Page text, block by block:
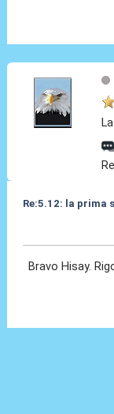
Re:5.12: la
Bravo Hisay.